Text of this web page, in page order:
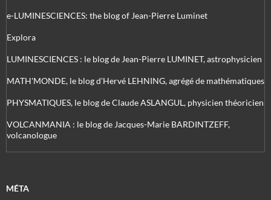
e-LUMINESCIENCES: the blog of Jean-Pierre Luminet
Explora
LUMINESCIENCES : le blog de Jean-Pierre LUMINET, astrophysicien
MATH'MONDE, le blog d'Hervé LEHNING, agrégé de mathématiques
PHYSMATIQUES, le blog de Claude ASLANGUL, physicien théoricien
VOLCANMANIA : le blog de Jacques-Marie BARDINTZEFF,
volcanologue
MÉTA